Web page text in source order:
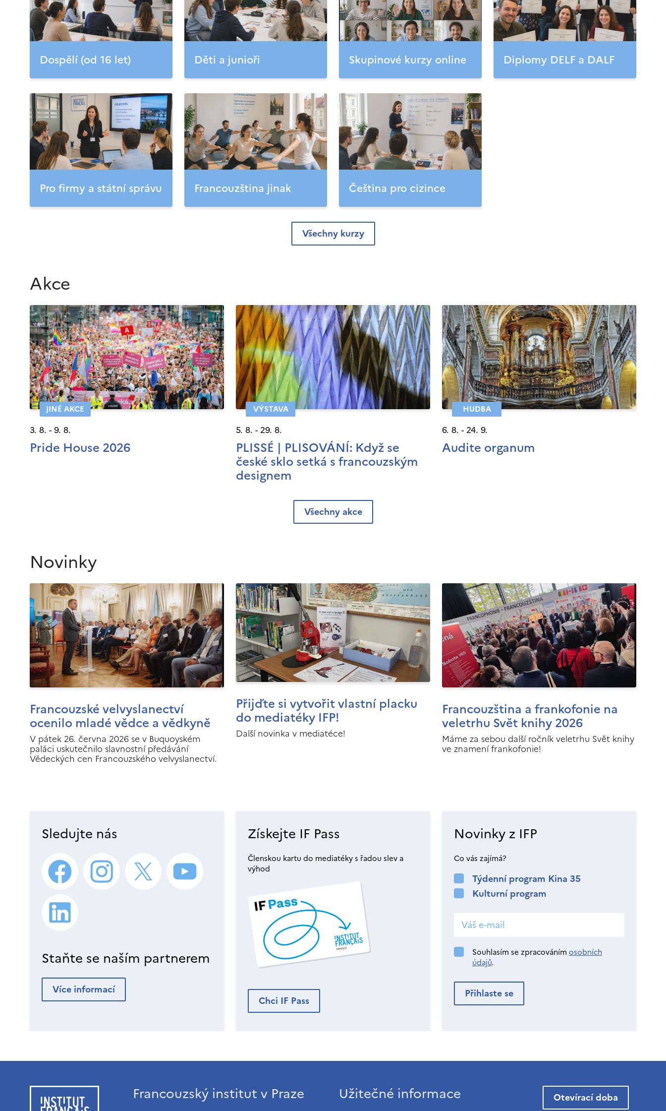
Dospělí (od 16 let) Děti a junioři Skupinové kurzy online Diplomy DELF a DALF
Pro firmy a státní správu Francouzština jinak Čeština pro cizince
Všechny kurzy
Akce
JINÉ AKCE
3. 8. - 9. 8.
Pride House 2026
VÝSTAVA
5. 8. - 29. 8.
PLISSÉ | PLISOVÁNÍ: Když se
české sklo setká s francouzským
designem
HUDBA
6. 8. - 24. 9.
Audite organum
Všechny akce
Novinky
Francouzské velvyslanectví
ocenilo mladé vědce a vědkyně
V pátek 26. června 2026 se v Buquoyském
paláci uskutečnilo slavnostní předávání
Vědeckých cen Francouzského velvyslanectví.
Přijďte si vytvořit vlastní placku
do mediatéky IFP!
Další novinka v mediatéce!
Francouzština a frankofonie na
veletrhu Svět knihy 2026
Máme za sebou další ročník veletrhu Svět knihy
ve znamení frankofonie!
Sledujte nás
Staňte se naším partnerem
Více informací
Získejte IF Pass
Členskou kartu do mediatéky s řadou slev a
výhod
Chci IF Pass
Novinky z IFP
Co vás zajímá?
Týdenní program Kina 35
Kulturní program
Souhlasím se zpracováním osobních
údajů.
Francouzský institut v Praze Užitečné informace Otevírací doba